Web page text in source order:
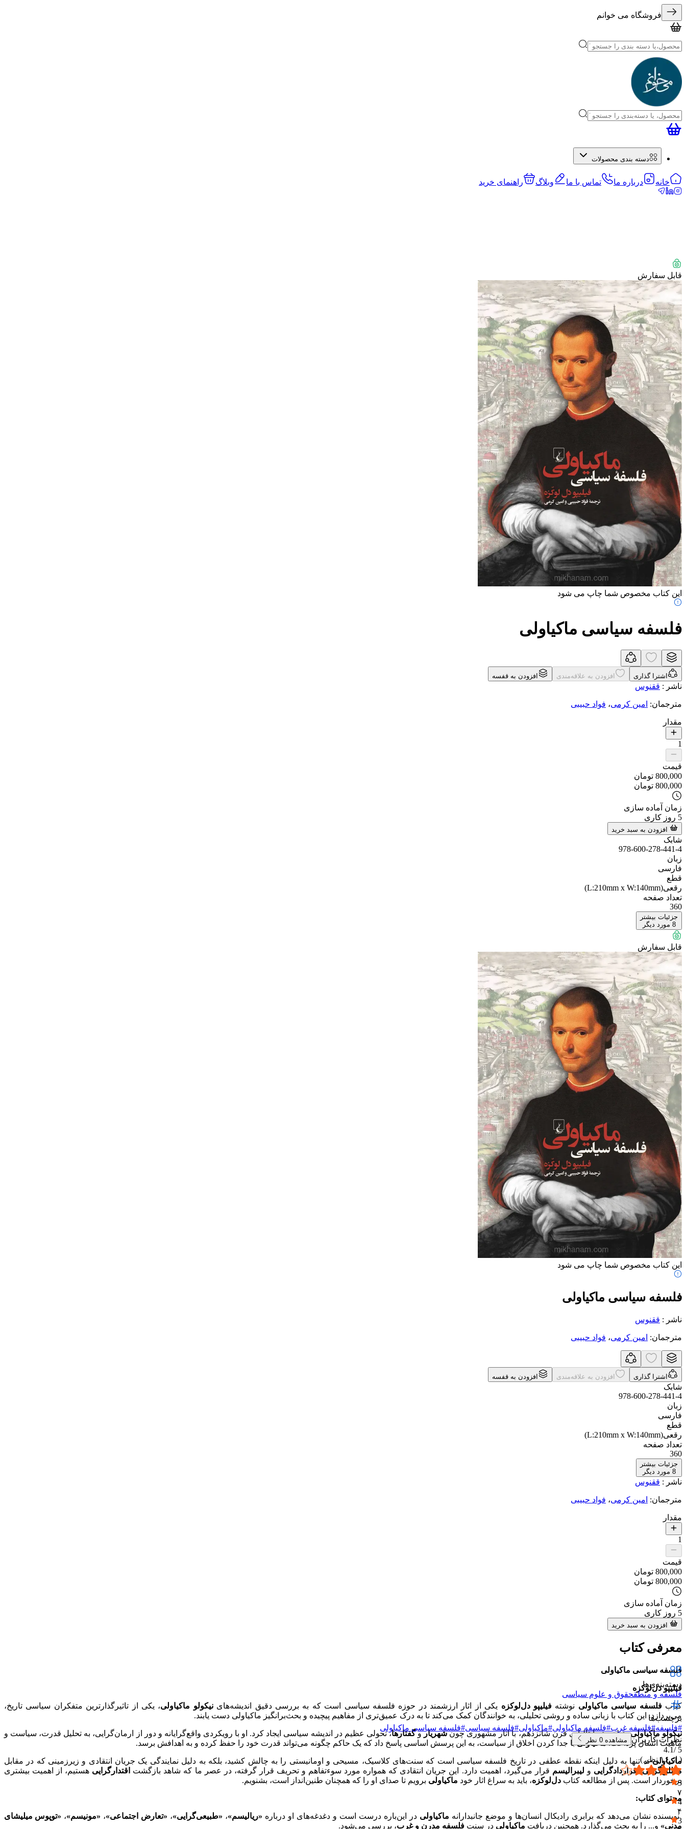
فروشگاه می خوانم
دسته بندی محصولات
خانه درباره ما تماس با ما وبلاگ راهنمای خرید
قابل سفارش
این کتاب مخصوص شما چاپ می شود
فلسفه سیاسی ماکیاولی
اشترا گذاری افزودن به علاقه‌مندی افزودن به قفسه
ناشر : ققنوس
مترجمان: امین کرمی، فواد حبیبی
مقدار
1
قیمت
800,000 تومان
800,000 تومان
زمان آماده سازی
5 روز کاری
افزودن به سبد خرید
شابک
978-600-278-441-4
زبان
فارسی
قطع
رقعی(L:210mm x W:140mm)
تعداد صفحه
360
جزئیات بیشتر
8 مورد دیگر
قابل سفارش
این کتاب مخصوص شما چاپ می شود
فلسفه سیاسی ماکیاولی
ناشر : ققنوس
مترجمان: امین کرمی، فواد حبیبی
اشترا گذاری افزودن به علاقه‌مندی افزودن به قفسه
شابک
978-600-278-441-4
زبان
فارسی
قطع
رقعی(L:210mm x W:140mm)
تعداد صفحه
360
جزئیات بیشتر
8 مورد دیگر
ناشر : ققنوس
مترجمان: امین کرمی، فواد حبیبی
مقدار
1
قیمت
800,000 تومان
800,000 تومان
زمان آماده سازی
5 روز کاری
افزودن به سبد خرید
معرفی کتاب
فلسفه سیاسی ماکیاولی
فیلیپو دل‌لوکزه
کتاب فلسفه سیاسی ماکیاولی نوشته فیلیپو دل‌لوکزه یکی از اثار ارزشمند در حوزه فلسفه سیاسی است که به بررسی دقیق اندیشه‌هاینیکولو ماکیاولی، یکی از تاثیرگذارترین متفکران سیاسی تاریخ،
می‌پردازد. این کتاب با زبانی ساده و روشی تحلیلی، به خوانندگان کمک می‌کند تا به درک عمیق‌تری از مفاهیم پیچیده و بحث‌برانگیز ماکیاولی دست یابند.
نیکولو ماکیاولی، فیلسوف ایتالیایی قرن شانزدهم، با اثار مشهوری چونشهریاروگفتارها، تحولی عظیم در اندیشه سیاسی ایجاد کرد. او با رویکردی واقع‌گرایانه و دور از ارمان‌گرایی، به تحلیل قدرت، سیاست و
ماهیت انسان پرداخت.ماکیاولیبا جدا کردن اخلاق از سیاست، به این پرسش اساسی پاسخ داد که یک حاکم چگونه می‌تواند قدرت خود را حفظ کرده و به اهدافش برسد.
ماکیاولینه تنها به دلیل اینکه نقطه عطفی در تاریخ فلسفه سیاسی است که سنت‌های کلاسیک، مسیحی و اومانیستی را به چالش کشید، بلکه به دلیل نمایندگی یک جریان انتقادی و زیرزمینی که در مقابل
مطلق‌گرایی،قراردادگرایی و لیبرالیسم قرار می‌گیرد، اهمیت دارد. این جریان انتقادی که همواره مورد سوءتفاهم و تحریف قرار گرفته، در عصر ما که شاهد بازگشت اقتدارگرایی هستیم، از اهمیت بیشتری
برخوردار است. پس از مطالعه کتاب دل‌لوکزه، باید به سراغ اثار خود ماکیاولی برویم تا صدای او را که همچنان طنین‌انداز است، بشنویم.
محتوای کتاب:
نویسنده نشان می‌دهد که برابری رادیکال انسان‌ها و موضع جانبدارانه ماکیاولی در این‌باره درست است و دغدغه‌های او درباره «ریالیسم»، «طبیعی‌گرایی»، «تعارض اجتماعی»، «مونیسم»، «توپوس میلیشای
مدنی» و... را به بحث می‌گذارد. همچنین دریافت ماکیاولی در سنت فلسفه مدرن و غرب، بررسی می‌شود.
دسته‌بندی‌ها
فلسفه و منطقحقوق و علوم سیاسی
برچسب‌ها
#فلسفه#فلسفه غرب#فلسفه ماکیاولی#ماکیاولی#فلسفه سیاسی#فلسفه سیاسی ماکیاولی
نظرات کاربران مشاهده 0 نظر
5 /
4.1
( از ۱۶ نظر )
5
۷
4
۴
3